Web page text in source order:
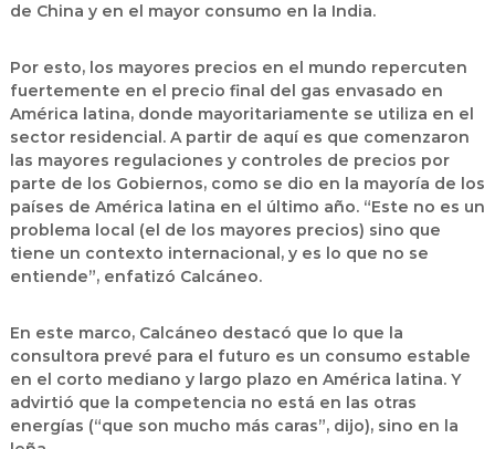
de China y en el mayor consumo en la India.
Por esto, los mayores precios en el mundo repercuten
fuertemente en el precio final del gas envasado en
América latina, donde mayoritariamente se utiliza en el
sector residencial. A partir de aquí es que comenzaron
las mayores regulaciones y controles de precios por
parte de los Gobiernos, como se dio en la mayoría de los
países de América latina en el último año. “Este no es un
problema local (el de los mayores precios) sino que
tiene un contexto internacional, y es lo que no se
entiende”, enfatizó Calcáneo.
En este marco, Calcáneo destacó que lo que la
consultora prevé para el futuro es un consumo estable
en el corto mediano y largo plazo en América latina. Y
advirtió que la competencia no está en las otras
energías (“que son mucho más caras”, dijo), sino en la